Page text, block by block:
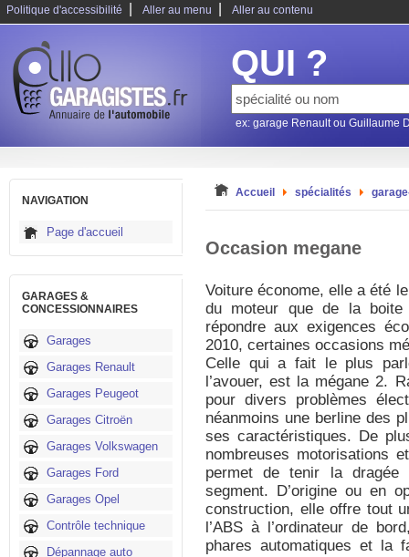
Politique d'accessibilité Aller au menu Aller au contenu
QUI ?
ex: garage Renault ou Guillaume
NAVIGATION
Page d'accueil
GARAGES &
CONCESSIONNAIRES
Garages
Garages Renault
Garages Peugeot
Garages Citroën
Garages Volkswagen
Garages Ford
Garages Opel
Contrôle technique
Dépannage auto
Accueil spécialités
Occasion megane
Voiture économe, elle a été
du moteur que de la
répondre aux exigences
2010, certaines occasions
Celle qui a fait le plus
l’avouer, est la mégane 2.
pour divers problèmes
néanmoins une berline des
ses caractéristiques. De
nombreuses motorisations
permet de tenir la dragée
segment. D’origine ou en
construction, elle offre tout
l’ABS à l’ordinateur de
phares automatiques et la